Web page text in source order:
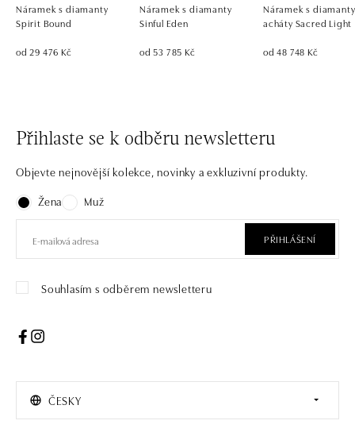
Náramek s diamanty
Spirit Bound
od 29 476 Kč
Náramek s diamanty
Sinful Eden
od 53 785 Kč
Náramek s
acháty Sacred Light
od 48 748 Kč
Přihlaste se k odběru newsletteru
Objevte nejnovější kolekce, novinky a exkluzivní produkty.
Žena
Muž
PŘIHLÁŠENÍ
Souhlasím s odběrem newsletteru
ČESKY